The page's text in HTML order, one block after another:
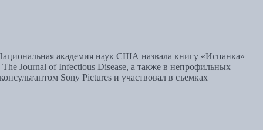
академия наук США назвала книгу «Испанка»
Journal of Infectious Disease, а также в непрофильных
Sony Pictures и участвовал в съемках